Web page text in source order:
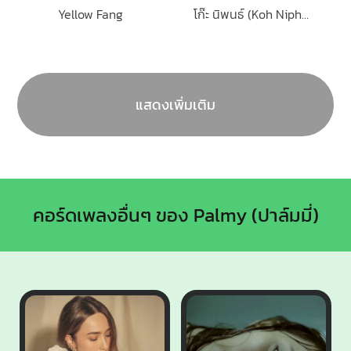
Yellow Fang โก๊ะ นิพนธ์ (Koh Niphon)
แสดงเพิ่มเติม
คอร์ดเพลงอื่นๆ ของ Palmy (ปาล์มมี่)